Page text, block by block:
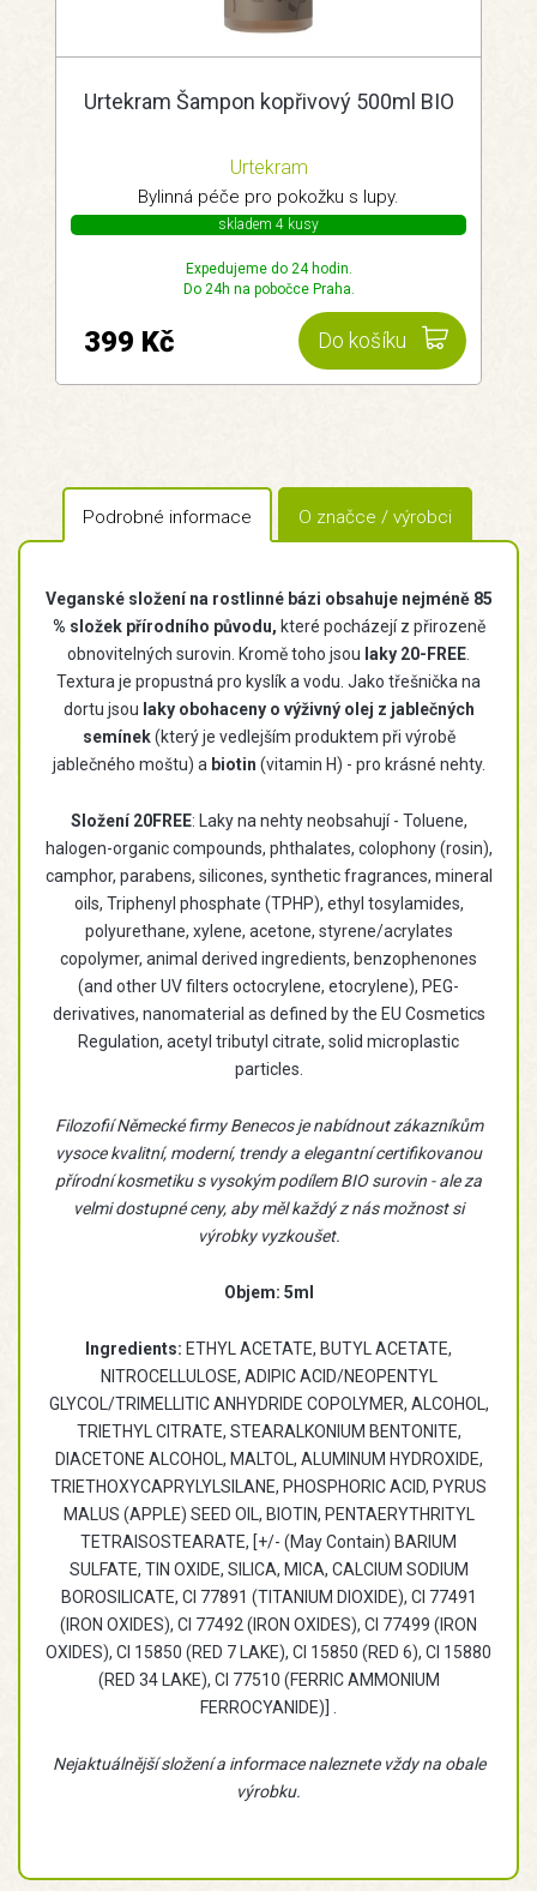
Urtekram Šampon kopřivový 500ml BIO
Urtekram
Bylinná péče pro pokožku s lupy.
skladem 4 kusy
Expedujeme do 24 hodin.
Do 24h na pobočce Praha.
Do košíku
399 Kč
Podrobné informace O značce / výrobci
Veganské složení na rostlinné bázi obsahuje nejméně 85
% složek přírodního původu, které pocházejí z přirozeně
obnovitelných surovin. Kromě toho jsou laky 20-FREE
Textura je propustná pro kyslík a vodu. Jako třešnička na
dortu jsou laky obohaceny o výživný olej z jablečných
semínek(který je vedlejším produktem při výrobě
jablečného moštu) a biotin (vitamin H) - pro krásné nehty.
Složení 20FREE: Laky na nehty neobsahují - Toluene,
halogen-organic compounds, phthalates, colophony (rosin),
camphor, parabens, silicones, synthetic fragrances, mineral
oils, Triphenyl phosphate (TPHP), ethyl tosylamides,
polyurethane, xylene, acetone, styrene/acrylates
copolymer, animal derived ingredients, benzophenones
(and other UV filters octocrylene, etocrylene), PEG-
derivatives, nanomaterial as defined by the EU Cosmetics
Regulation, acetyl tributyl citrate, solid microplastic
particles.
Filozofií Německé firmy Benecos je nabídnout zákazníkům
vysoce kvalitní, moderní, trendy a elegantní certifikovanou
přírodní kosmetiku s vysokým podílem BIO surovin - ale za
velmi dostupné ceny, aby měl každý z nás možnost si
výrobky vyzkoušet.
Objem: 5ml
Ingredients: ETHYL ACETATE, BUTYL ACETATE,
NITROCELLULOSE, ADIPIC ACID/NEOPENTYL
GLYCOL/TRIMELLITIC ANHYDRIDE COPOLYMER, ALCOHOL,
TRIETHYL CITRATE, STEARALKONIUM BENTONITE,
DIACETONE ALCOHOL, MALTOL, ALUMINUM HYDROXIDE,
TRIETHOXYCAPRYLYLSILANE, PHOSPHORIC ACID, PYRUS
MALUS (APPLE) SEED OIL, BIOTIN, PENTAERYTHRITYL
TETRAISOSTEARATE, [+/- (May Contain) BARIUM
SULFATE, TIN OXIDE, SILICA, MICA, CALCIUM SODIUM
BOROSILICATE, CI 77891 (TITANIUM DIOXIDE), CI 77491
(IRON OXIDES), CI 77492 (IRON OXIDES), CI 77499 (IRON
OXIDES), CI 15850 (RED 7 LAKE), CI 15850 (RED 6), CI 15880
(RED 34 LAKE), CI 77510 (FERRIC AMMONIUM
FERROCYANIDE)] .
Nejaktuálnější složení a informace naleznete vždy na obale
výrobku.